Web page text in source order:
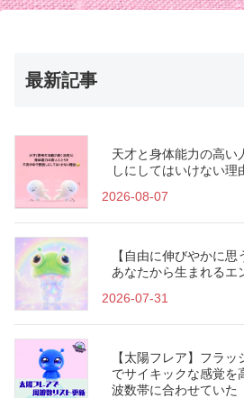
最新記事
天才と身体能力の高い
しにしてはいけない理
2026-08-07
【自由に伸びやかに
あなたから生まれるエ
2026-07-31
【太陽フレア】フラ
でサイキックな感覚を
波数帯に合わせていた